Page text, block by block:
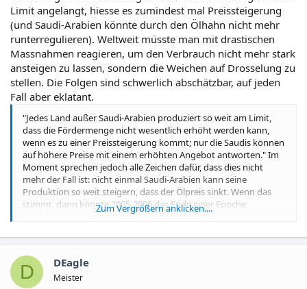
Limit angelangt, hiesse es zumindest mal Preissteigerung
(und Saudi-Arabien könnte durch den Ölhahn nicht mehr
runterregulieren). Weltweit müsste man mit drastischen
Massnahmen reagieren, um den Verbrauch nicht mehr stark
ansteigen zu lassen, sondern die Weichen auf Drosselung zu
stellen. Die Folgen sind schwerlich abschätzbar, auf jeden
Fall aber eklatant.
"Jedes Land außer Saudi-Arabien produziert so weit am Limit,
dass die Fördermenge nicht wesentlich erhöht werden kann,
wenn es zu einer Preissteigerung kommt; nur die Saudis können
auf höhere Preise mit einem erhöhten Angebot antworten." Im
Moment sprechen jedoch alle Zeichen dafür, dass dies nicht
mehr der Fall ist: nicht einmal Saudi-Arabien kann seine
Produktion so weit steigern, dass der Ölpreis sinkt. Wenn das
stimmt, dann könnte 2005-2006 das Ende einer Epoche
einläuten: Die Ölpreise würden nur noch steigen. Über die
Zum Vergrößern anklicken....
D DEagle
Meister